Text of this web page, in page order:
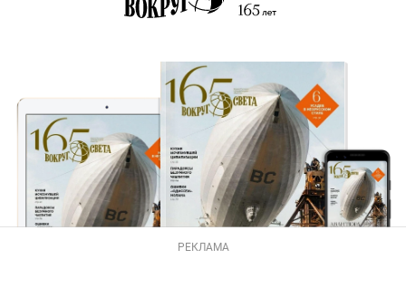
РЕКЛАМА